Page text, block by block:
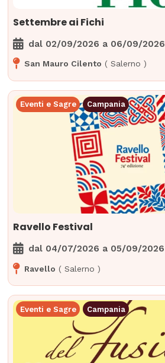
Settembre ai Fichi
dal 02/09/2026 a 06/09/2026
San Mauro Cilento (Salerno )
Eventi e Sagre Campania
Ravello Festival
dal 04/07/2026 a 05/09/2026
Ravello (Salerno )
Eventi e Sagre Campania